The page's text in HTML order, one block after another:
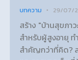
บทความ 29/07/
สร้าง "บ้านสุขภา
สำหรับผู้สูงอายุ
สำคัญกว่าที่คิด?